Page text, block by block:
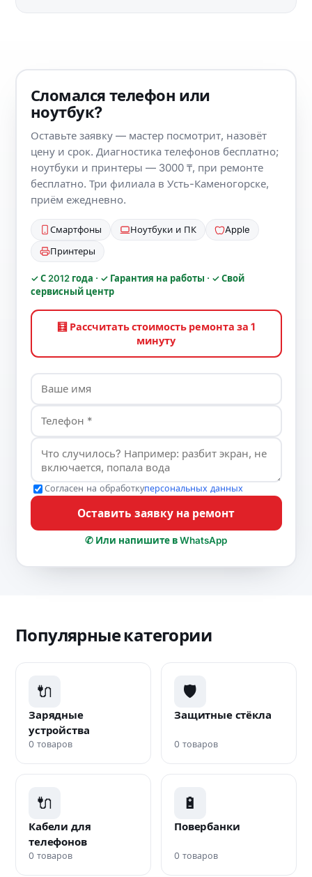
Сломался телефон или
ноутбук?
Оставьте заявку — мастер посмотрит, назовёт
цену и срок. Диагностика телефонов бесплатно;
ноутбуки и принтеры — 3000 ₸, при ремонте
бесплатно. Три филиала в Усть-Каменогорске,
приём ежедневно.
Смартфоны Ноутбуки и ПК
Apple
Принтеры
✓ С 2012 года · ✓ Гарантия на работы · ✓ Свой
сервисный центр
🧮 Рассчитать стоимость ремонта за 1
минуту
Согласен на обработкуперсональных данных
Оставить заявку на ремонт
✆ Или напишите в WhatsApp
Популярные категории
🔌
Зарядные
устройства
0 товаров
🛡️
Защитные стёкла
0 товаров
🔌
Кабели для
телефонов
0 товаров
🔋
Повербанки
0 товаров